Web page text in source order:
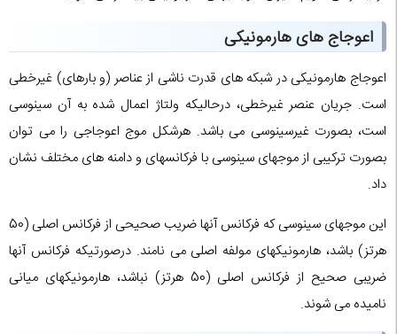
اعوجاج های هارمونیکی
اعوجاج هارمونیکی در شبکه های قدرت ناشی از عناصر (و بارهای) غیرخطی
است. جریان عنصر غیرخطی، درحالیکه ولتاژ اعمال شده به آن سینوسی
است، بصورت غیرسینوسی می باشد. هرشکل موج اعوجاجی را می توان
بصورت ترکیبی از موجهای سینوسی با فرکانسهای و دامنه های مختلف نشان
داد.
این موجهای سینوسی که فرکانس آنها ضریب صحیحی از فرکانس اصلی (50
هرتز) باشد، هارمونیکهای مولفه اصلی می نامند. درصورتیکه فرکانس آنها
ضریبی صحیح از فرکانس اصلی (50 هرتز) نباشد، هارمونیکهای میانی
نامیده می شوند.